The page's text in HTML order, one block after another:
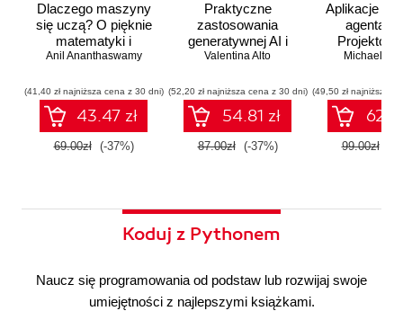
Dlaczego maszyny
się uczą? O pięknie
matematyki i
działaniu
sztucznej
Anil Ananthaswamy
(41,40 zł najniższa cena z 30 dni)
43.47 zł
69.00zł (-37%)
Praktyczne
zastosowania
generatywnej AI i
ChatGPT.
potencjał inżynierii
promptów z
technologiami
OpenAI dla
zwiększenia
Valentina Alto
(52,20 zł najniższa cena z 30 dni)
54.81 zł
87.00zł (-37%)
Aplikacje
agentach
Michael
(49,50 zł najniższa
99.00zł
Koduj z Pythonem
Naucz się programowania od podstaw lub rozwijaj swoje
umiejętności z najlepszymi książkami.